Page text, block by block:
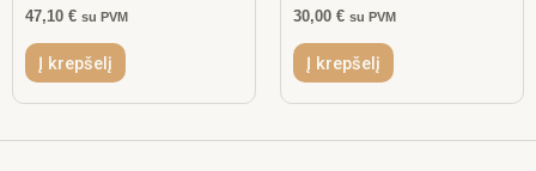
47,10 € su PVM
Į krepšelį
30,00 € su PVM
Į krepšelį